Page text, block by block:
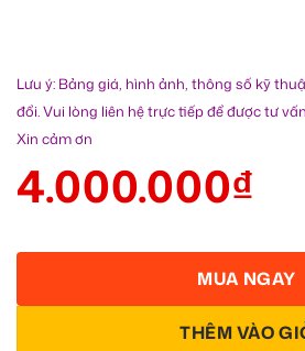
Lưu ý: Bảng giá, hình ảnh, thông số kỹ
đổi. Vui lòng liên hệ trực tiếp để được tư
Xin cảm ơn
4.000.000₫
THÊM VÀO
MUA NGAY